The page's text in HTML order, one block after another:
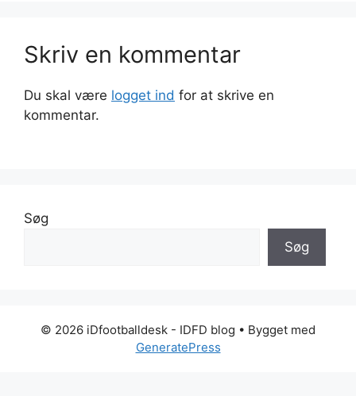
Skriv en kommentar
Du skal være logget ind for at skrive en
kommentar.
Søg
Søg
© 2026 iDfootballdesk - IDFD blog • Bygget med
GeneratePress